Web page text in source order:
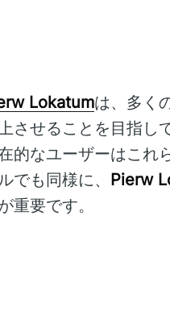
Lokatumは、多く
させることを目指し
的なユーザーはこれ
でも同様に、 Pierw
重要です。